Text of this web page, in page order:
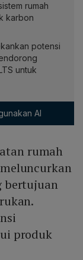
rumah
karbon
potensi
untuk
AI
rumah
bertujuan
produk